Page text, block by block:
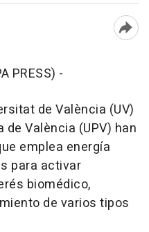
PRESS) -
de València (UV)
València (UPV) han
emplea energía
para activar
biomédico,
de varios tipos